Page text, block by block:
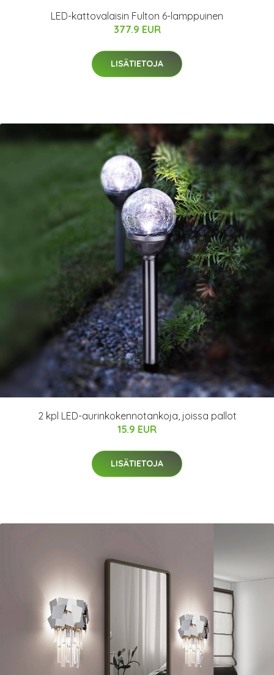
LED-kattovalaisin Fulton 6-lamppuinen
377.9 EUR
LISÄTIETOJA
2 kpl LED-aurinkokennotankoja, joissa pallot
15.9 EUR
LISÄTIETOJA